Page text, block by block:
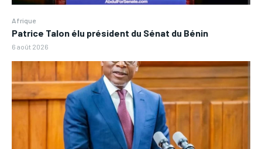
Afrique
Patrice Talon élu président du Sénat du Bénin
6 août 2026